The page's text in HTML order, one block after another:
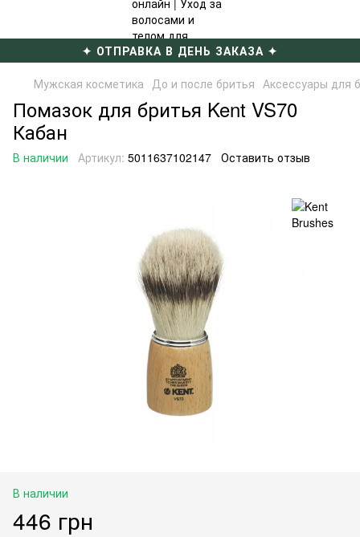
✦ ОТПРАВКА В ДЕНЬ ЗАКАЗА ✦
Мужская косметика До и после бритья Аксессуары для
Помазок для бритья Kent VS70
Кабан
В наличии Артикул: 5011637102147 Оставить отзыв
В наличии
446 грн